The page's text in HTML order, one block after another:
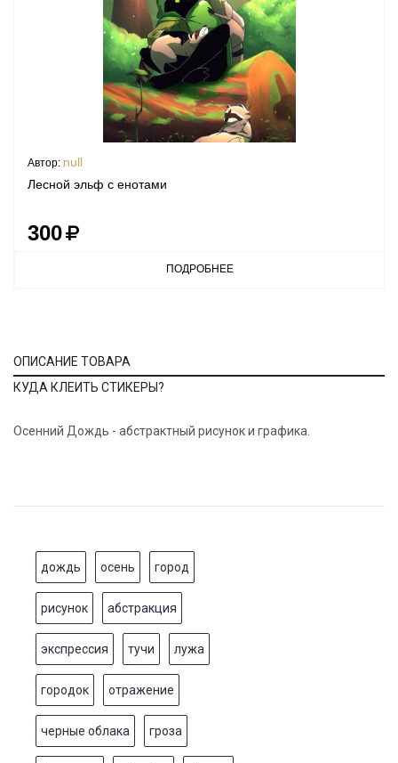
Автор: null
Лесной эльф с енотами
300
ПОДРОБНЕЕ
ОПИСАНИЕ ТОВАРА
КУДА КЛЕИТЬ СТИКЕРЫ?
Осенний Дождь - абстрактный рисунок и графика.
дождь осень город
рисунок абстракция
экспрессия тучи лужа
городок отражение
черные облака гроза